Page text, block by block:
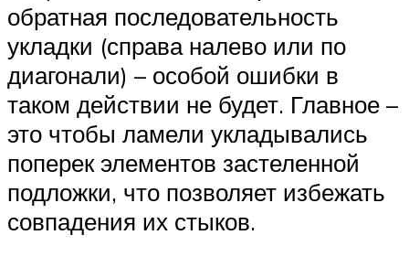
обратная последовательность
укладки (справа налево или по
диагонали) – особой ошибки в
таком действии не будет. Главное –
это чтобы ламели укладывались
поперек элементов застеленной
подложки, что позволяет избежать
совпадения их стыков.